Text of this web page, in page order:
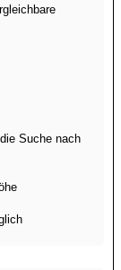
Suche nach